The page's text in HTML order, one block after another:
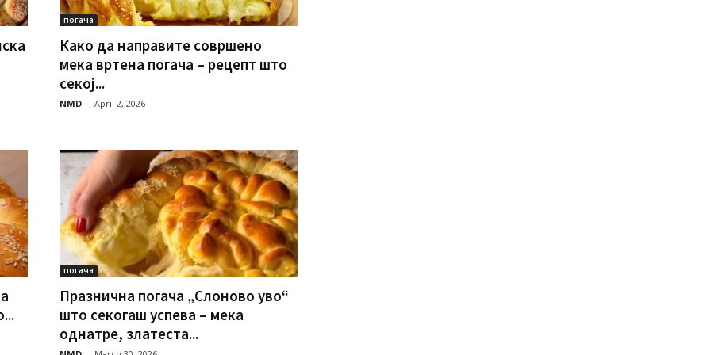
погача
Како да направите совршено
мека вртена погача – рецепт што
секој...
NMD - April 2, 2026
погача
Празнична погача „Слоново уво“
што секогаш успева – мека
однатре, златеста...